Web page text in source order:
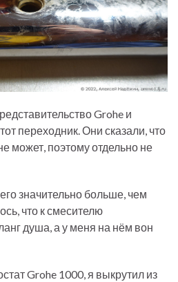
Grohe и
переходник. Они сказали, что
может, поэтому отдельно не
значительно больше, чем
что к смесителю
душа, а у меня на нём вон
Grohe 1000, я выкрутил из